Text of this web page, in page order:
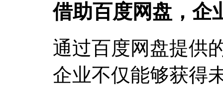
借助百度网盘，企
通过百度网盘提供
企业不仅能够获得